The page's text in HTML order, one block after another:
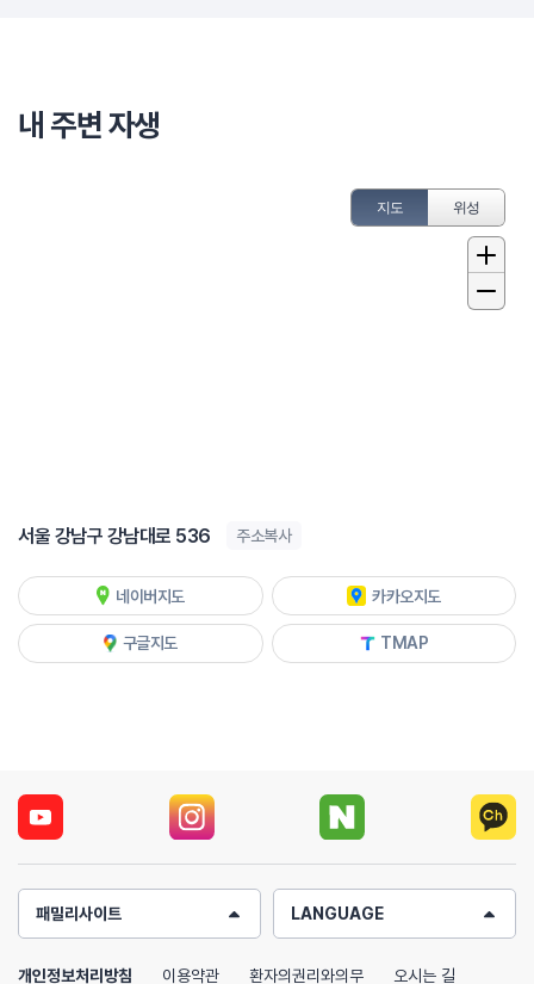
내 주변 자생
지도 위성
서울 강남구 강남대로 536 주소복사
네이버지도 카카오지도
구글지도 TMAP
패밀리사이트 LANGUAGE
개인정보처리방침 이용약관 환자의권리와의무 오시는 길